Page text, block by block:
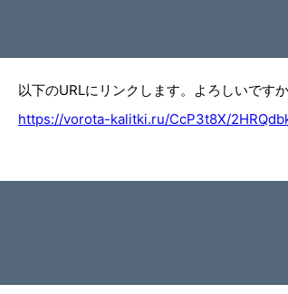
以下のURLにリンクします。よろしいです
https://vorota-kalitki.ru/CcP3t8X/